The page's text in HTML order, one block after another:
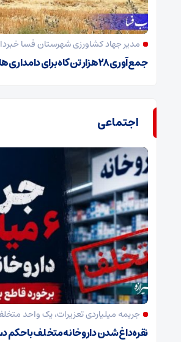
مدیر جهاد کشاورزی شهرستان فسا
جمع‌آوری ۲۸ هزار تن کاه برای دامداری‌های فسا
اجتماعی
جریمه میلیاردی تعزیرات، یک واحد
نقره‌داغ شدن داروخانه متخلف با حکم